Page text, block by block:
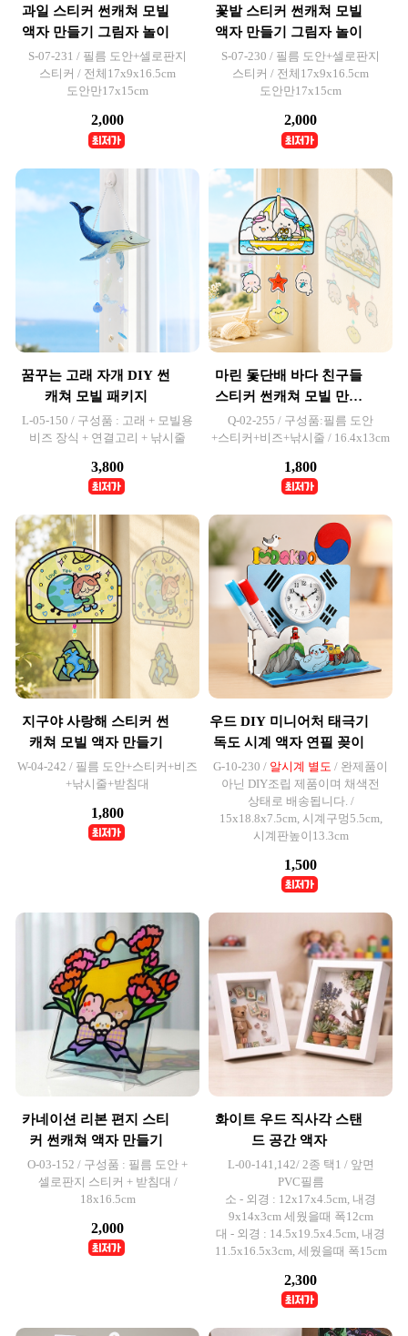
과일 스티커 썬캐쳐 모빌
액자 만들기 그림자 놀이
S-07-231 / 필름 도안+셀로판지
스티커 / 전체17x9x16.5cm
도안만17x15cm
2,000
꽃밭 스티커 썬캐쳐 모빌
액자 만들기 그림자 놀이
S-07-230 / 필름 도안+셀로판지
스티커 / 전체17x9x16.5cm
도안만17x15cm
2,000
꿈꾸는 고래 자개 DIY 썬
캐쳐 모빌 패키지
L-05-150 / 구성품 : 고래 + 모빌용
비즈 장식 + 연결고리 + 낚시줄
3,800
마린 돛단배 바다 친구들
스티커 썬캐쳐 모빌 만들
기
Q-02-255 / 구성품:필름 도안
+스티커+비즈+낚시줄 / 16.4x13cm
1,800
지구야 사랑해 스티커 썬
캐쳐 모빌 액자 만들기
W-04-242 / 필름 도안+스티커+비즈
+낚시줄+받침대
1,800
우드 DIY 미니어처 태극기
독도 시계 액자 연필 꽂이
G-10-230 / 알시계 별도 / 완제품이
아닌 DIY조립 제품이며 채색전
상태로 배송됩니다. /
15x18.8x7.5cm, 시계구멍5.5cm,
시계판높이13.3cm
1,500
카네이션 리본 편지 스티
커 썬캐쳐 액자 만들기
O-03-152 / 구성품 : 필름 도안 +
셀로판지 스티커 + 받침대 /
18x16.5cm
2,000
화이트 우드 직사각 스탠
드 공간 액자
L-00-141,142/ 2종 택1 / 앞면
PVC필름
소 - 외경 : 12x17x4.5cm, 내경
9x14x3cm 세웠을때 폭12cm
대 - 외경 : 14.5x19.5x4.5cm, 내경
11.5x16.5x3cm, 세웠을때 폭15cm
2,300